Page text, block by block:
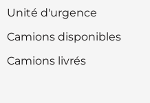
Unité d'urgence
Camions disponibles
Camions livrés